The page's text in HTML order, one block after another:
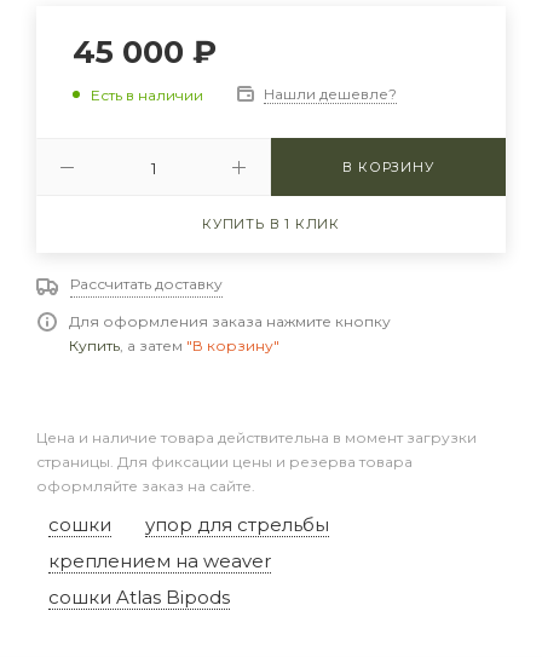
45 000 ₽
Есть в наличии Нашли дешевле?
В КОРЗИНУ
КУПИТЬ В 1 КЛИК
Рассчитать доставку
Для оформления заказа нажмите кнопку
Купить, а затем "В корзину"
Цена и наличие товара действительна в момент загрузки
страницы. Для фиксации цены и резерва товара
оформляйте заказ на сайте.
сошки
упор для стрельбы
креплением на weaver
сошки Atlas Bipods